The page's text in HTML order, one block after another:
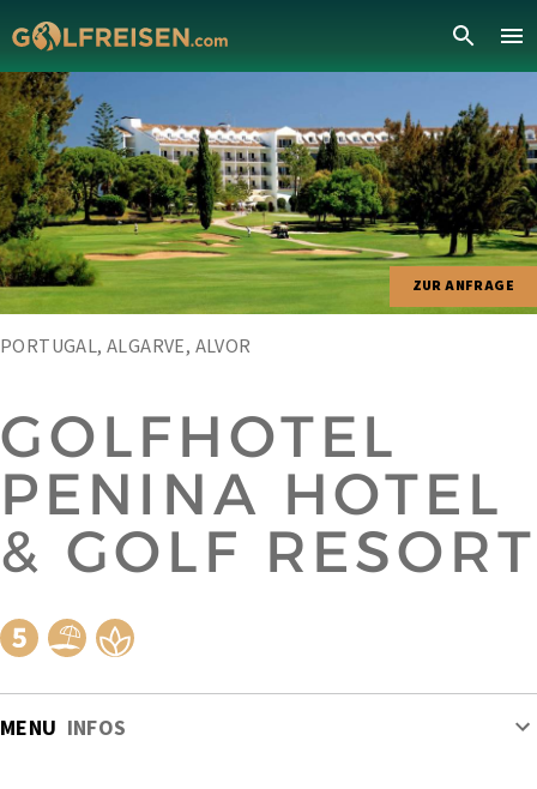
ZUR ANFRAGE
PORTUGAL, ALGARVE, ALVOR
GOLFHOTEL
PENINA HOTEL
& GOLF RESORT
MENU INFOS